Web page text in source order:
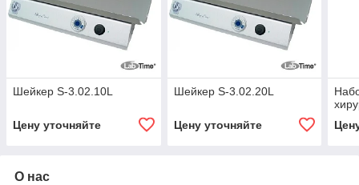
Шейкер S-3.02.10L
Цену уточняйте
Шейкер S-3.02.20L
Цену уточняйте
О нас